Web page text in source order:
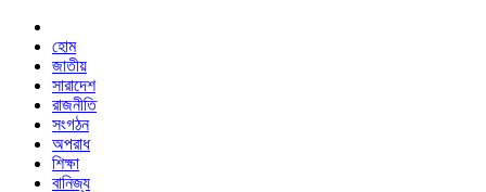
হোম
জাতীয়
সারাদেশ
রাজনীতি
সংগঠন
অপরাধ
শিক্ষা
বানিজ্য